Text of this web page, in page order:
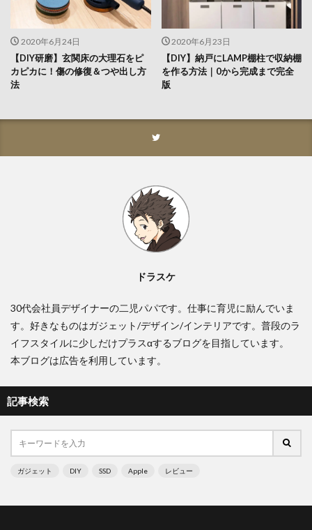
2020年6月24日
【DIY研磨】玄関床の大理石をピ
カピカに！傷の修復＆つや出し方
法
2020年6月23日
【DIY】納戸にLAMP棚柱で収納棚
を作る方法｜0から完成まで完全
版
ドラスケ
30代会社員デザイナーの二児パパです。仕事に育児に励んでいま
す。好きなものはガジェット/デザイン/インテリアです。普段のラ
イフスタイルに少しだけプラスαするブログを目指しています。
本ブログは広告を利用しています。
記事検索
ガジェット DIY SSD Apple レビュー